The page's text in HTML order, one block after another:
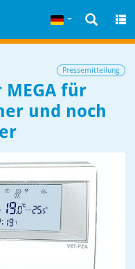
Cookiehinweis Deutsch
Pressemitteilung
für
und noch